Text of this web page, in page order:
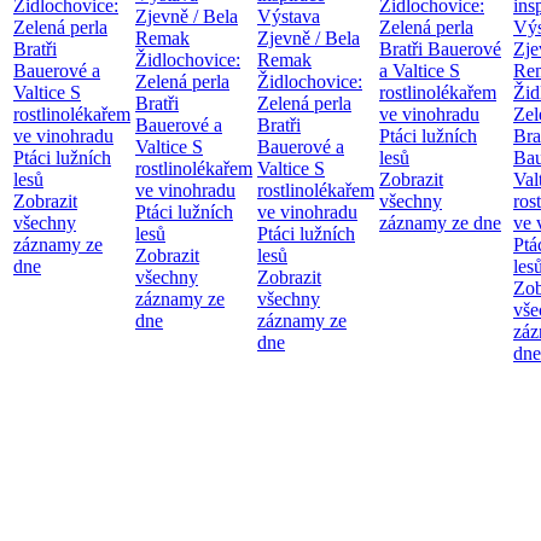
Židlochovice:
Zelená perla
Bratři
Bauerové a
Valtice S
rostlinolékařem
ve vinohradu
Ptáci lužních
lesů
Zobrazit
všechny
záznamy ze
dne
Zjevně / Bela
Remak
Židlochovice:
Zelená perla
Bratři
Bauerové a
Valtice S
rostlinolékařem
ve vinohradu
Ptáci lužních
lesů
Zobrazit
všechny
záznamy ze
dne
Výstava
Zjevně / Bela
Remak
Židlochovice:
Zelená perla
Bratři
Bauerové a
Valtice S
rostlinolékařem
ve vinohradu
Ptáci lužních
lesů
Zobrazit
všechny
záznamy ze
dne
Židlochovice:
Zelená perla
Bratři Bauerové
a Valtice S
rostlinolékařem
ve vinohradu
Ptáci lužních
lesů
Zobrazit
všechny
záznamy ze dne ve
dne